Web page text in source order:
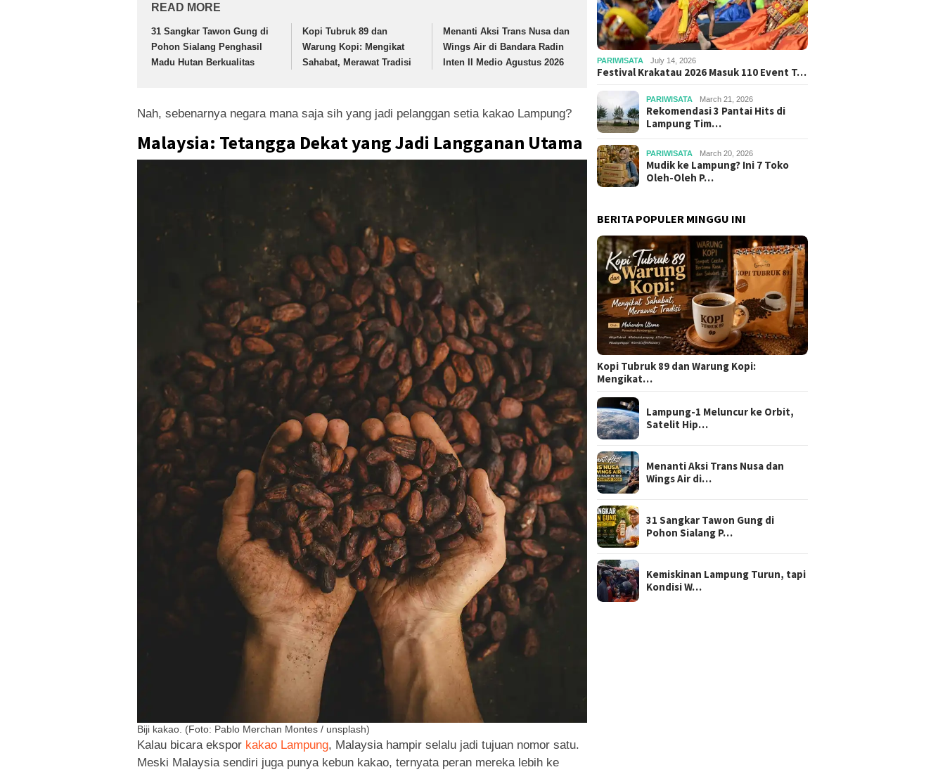
READ MORE
31 Sangkar Tawon Gung di
Pohon Sialang Penghasil
Madu Hutan Berkualitas
Kopi Tubruk 89 dan
Warung Kopi: Mengikat
Sahabat, Merawat Tradisi
Menanti Aksi Trans Nusa dan
Wings Air di Bandara Radin
Inten II Medio Agustus 2026
Nah, sebenarnya negara mana saja sih yang jadi pelanggan setia kakao Lampung?
Malaysia: Tetangga Dekat yang Jadi Langganan Utama
Biji kakao. (Foto: Pablo Merchan Montes / unsplash)
Kalau bicara ekspor kakao Lampung, Malaysia hampir selalu jadi tujuan nomor satu.
Meski Malaysia sendiri juga punya kebun kakao, ternyata peran mereka lebih ke
PARIWISATA July 14, 2026
Festival Krakatau 2026 Masuk 110 Event T…
PARIWISATA March 21, 2026
Rekomendasi 3 Pantai Hits di
Lampung Tim…
PARIWISATA March 20, 2026
Mudik ke Lampung? Ini 7 Toko
Oleh-Oleh P…
BERITA POPULER MINGGU INI
Kopi Tubruk 89 dan Warung Kopi:
Mengikat…
Lampung-1 Meluncur ke Orbit,
Satelit Hip…
Menanti Aksi Trans Nusa dan
Wings Air di…
31 Sangkar Tawon Gung di
Pohon Sialang P…
Kemiskinan Lampung Turun, tapi
Kondisi W…